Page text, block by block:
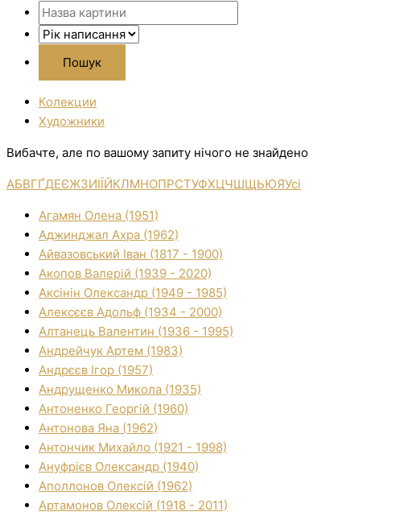
Колекции
Художники
Вибачте, але по вашому запиту нічого не знайдено
АБВГҐДЕЄЖЗИІЇЙКЛМНОПРСТУФХЦЧШЩЬЮЯУсі
Агамян Олена (1951)
Аджинджал Ахра (1962)
Айвазовський Іван (1817 - 1900)
Акопов Валерій (1939 - 2020)
Аксінін Олександр (1949 - 1985)
Алексєєв Адольф (1934 - 2000)
Алтанець Валентин (1936 - 1995)
Андрейчук Артем (1983)
Андрєєв Ігор (1957)
Андрущенко Микола (1935)
Антоненко Георгій (1960)
Антонова Яна (1962)
Антончик Михайло (1921 - 1998)
Ануфрієв Олександр (1940)
Аполлонов Олексій (1962)
Артамонов Олексій (1918 - 2011)